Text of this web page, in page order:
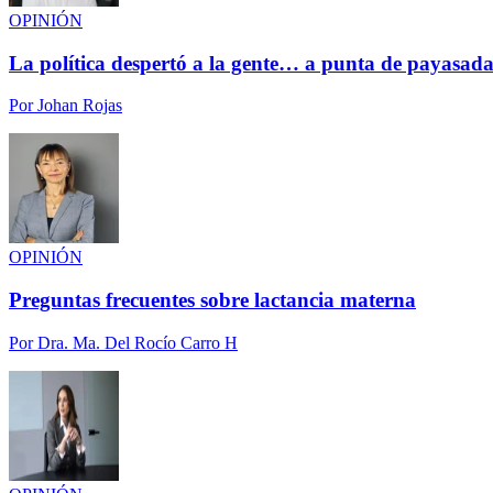
OPINIÓN
La política despertó a la gente… a punta de
PorJohan Rojas
OPINIÓN
Preguntas frecuentes sobre lactancia materna
PorDra. Ma. Del Rocío Carro H